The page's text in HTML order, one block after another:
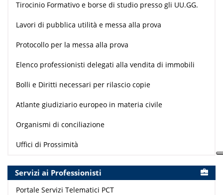
Tirocinio Formativo e borse di studio presso gli UU.GG.
Lavori di pubblica utilità e messa alla prova
Protocollo per la messa alla prova
Elenco professionisti delegati alla vendita di immobili
Bolli e Diritti necessari per rilascio copie
Atlante giudiziario europeo in materia civile
Organismi di conciliazione
Uffici di Prossimità
Servizi ai Professionisti
Portale Servizi Telematici PCT